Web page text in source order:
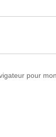
pour